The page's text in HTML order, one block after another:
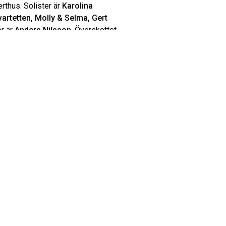
Solister är Karolina
Molly & Selma, Gert
är Anders Nilsson . Överskottet